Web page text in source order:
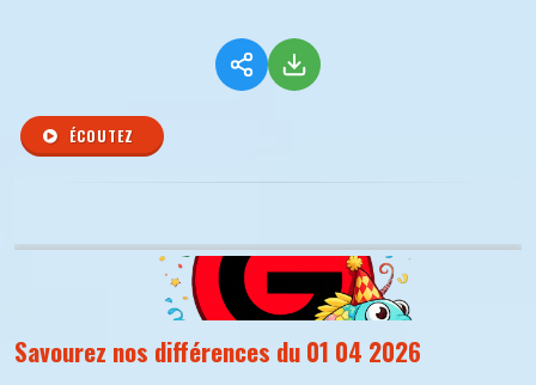
ÉCOUTEZ
Savourez nos différences du 01 04 2026